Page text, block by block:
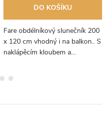
DO KOŠÍKU
Fare obdélníkový slunečník 200
x 120 cm vhodný i na balkon.. S
naklápěcím kloubem a
skelných vláken s UV ochranou